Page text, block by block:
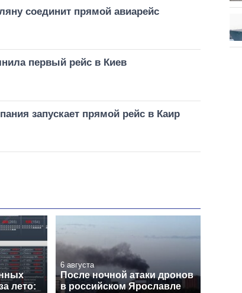
соединит прямой авиарейс
первый рейс в Киев
запускает прямой рейс в Каир
лето:
6 августа
После ночной атаки дронов
в российском Ярославле